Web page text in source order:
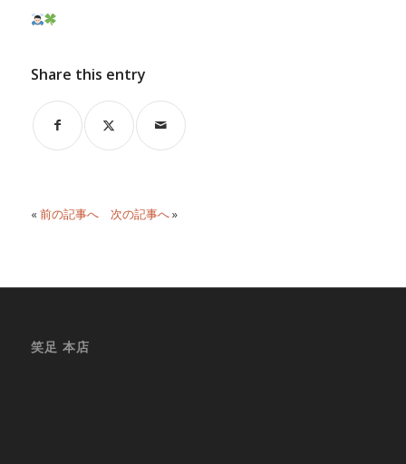
Share this entry
«前の記事へ 次の記事へ»
笑足 本店